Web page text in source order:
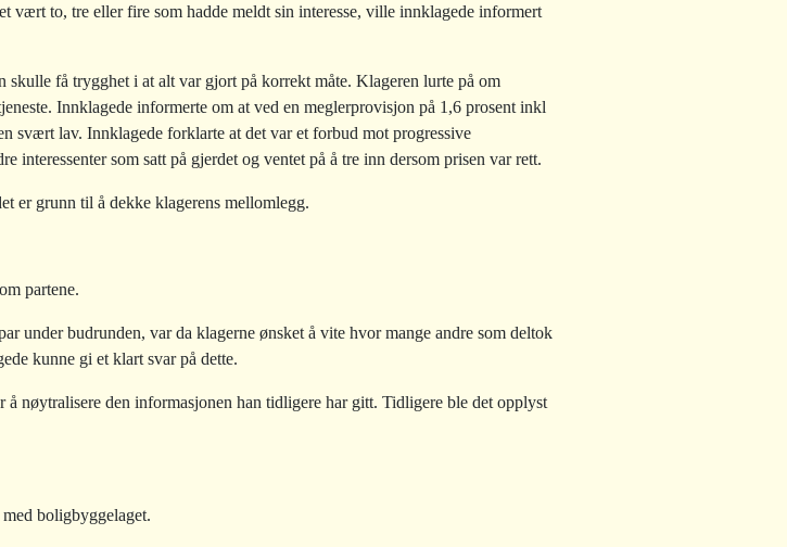
vært to, tre eller fire som hadde meldt sin interesse, ville innklagede informert
skulle få trygghet i at alt var gjort på korrekt måte. Klageren lurte på om
Innklagede informerte om at ved en meglerprovisjon på 1,6 prosent inkl
svært lav. Innklagede forklarte at det var et forbud mot progressive
interessenter som satt på gjerdet og ventet på å tre inn dersom prisen var rett.
er grunn til å dekke klagerens mellomlegg.
partene.
under budrunden, var da klagerne ønsket å vite hvor mange andre som deltok
kunne gi et klart svar på dette.
nøytralisere den informasjonen han tidligere har gitt. Tidligere ble det opplyst
boligbyggelaget.